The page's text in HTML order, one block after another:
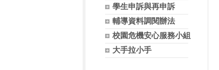
學生申訴與再申訴
輔導資料調閱辦法
校園危機安心服務小組
大手拉小手